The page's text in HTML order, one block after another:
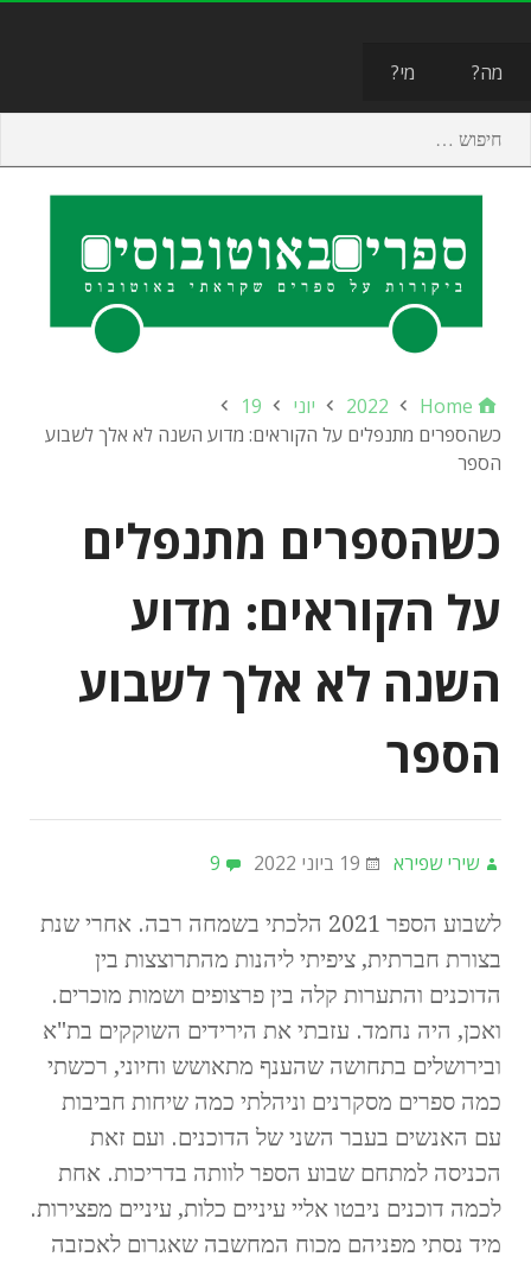
מה? מי?
Home
2022 יוני
19
כשהספרים מתנפלים על הקוראים: מדוע השנה לא אלך לשבוע
הספר
כשהספרים מתנפלים
על הקוראים: מדוע
השנה לא אלך לשבוע
הספר
שירי שפירא 19 ביוני 2022 9
לשבוע הספר 2021 הלכתי בשמחה רבה. אחרי שנת
בצורת חברתית, ציפיתי ליהנות מהתרוצצות בין
הדוכנים והתערות קלה בין פרצופים ושמות מוכרים.
ואכן, היה נחמד. עזבתי את הירידים השוקקים בת"א
ובירושלים בתחושה שהענף מתאושש וחיוני, רכשתי
כמה ספרים מסקרנים וניהלתי כמה שיחות חביבות
עם האנשים בעבר השני של הדוכנים. ועם זאת
הכניסה למתחם שבוע הספר לוותה בדריכות. אחת
לכמה דוכנים ניבטו אליי עיניים כלות, עיניים מפצירות.
מיד נסתי מפניהם מכוח המחשבה שאגרום לאכזבה